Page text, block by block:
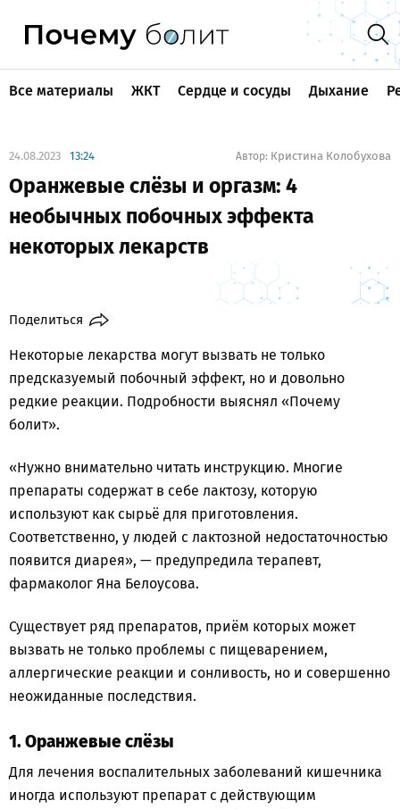
Все материалы ЖКТ Сердце и сосуды Дыхание
24.08.2023 13:24 Автор: Кристина Колобухова
Оранжевые слёзы и оргазм: 4
необычных побочных эффекта
некоторых лекарств
Поделиться
Некоторые лекарства могут вызвать не только
предсказуемый побочный эффект, но и довольно
редкие реакции. Подробности выяснял «Почему
болит».
«Нужно внимательно читать инструкцию. Многие
препараты содержат в себе лактозу, которую
используют как сырьё для приготовления.
Соответственно, у людей с лактозной недостаточностью
появится диарея», — предупредила терапевт,
фармаколог Яна Белоусова.
Существует ряд препаратов, приём которых может
вызвать не только проблемы с пищеварением,
аллергические реакции и сонливость, но и совершенно
неожиданные последствия.
1. Оранжевые слёзы
Для лечения воспалительных заболеваний кишечника
иногда используют препарат с действующим